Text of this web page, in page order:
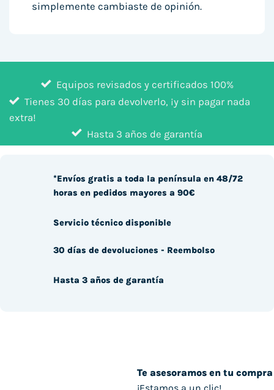
simplemente cambiaste de opinión.
Equipos revisados y certificados 100%
Tienes 30 días para devolverlo, ¡y sin pagar nada
extra!
Hasta 3 años de garantía
Te asesoramos en tu compra
*Envíos gratis a toda la península en 48/72
horas en pedidos mayores a 90€
Servicio técnico disponible
30 días de devoluciones - Reembolso
Hasta 3 años de garantía